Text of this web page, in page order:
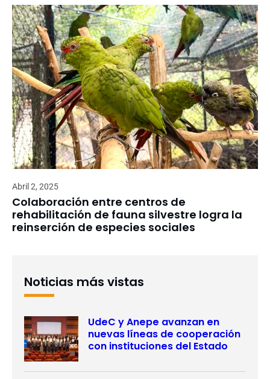
Abril 2, 2025
Colaboración entre centros de
rehabilitación de fauna silvestre logra la
reinserción de especies sociales
Noticias más vistas
UdeC y Anepe avanzan en
nuevas líneas de cooperación
con instituciones del Estado